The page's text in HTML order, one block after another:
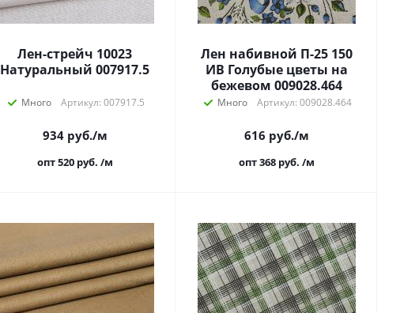
Лен-стрейч 10023
Натуральный 007917.5
Много Артикул: 007917.5
934руб./м
опт 520 руб. /м
Лен набивной П-25 150
ИВ Голубые цветы на
бежевом 009028.464
Много Артикул: 009028.464
616 руб./м
опт 368 руб. /м